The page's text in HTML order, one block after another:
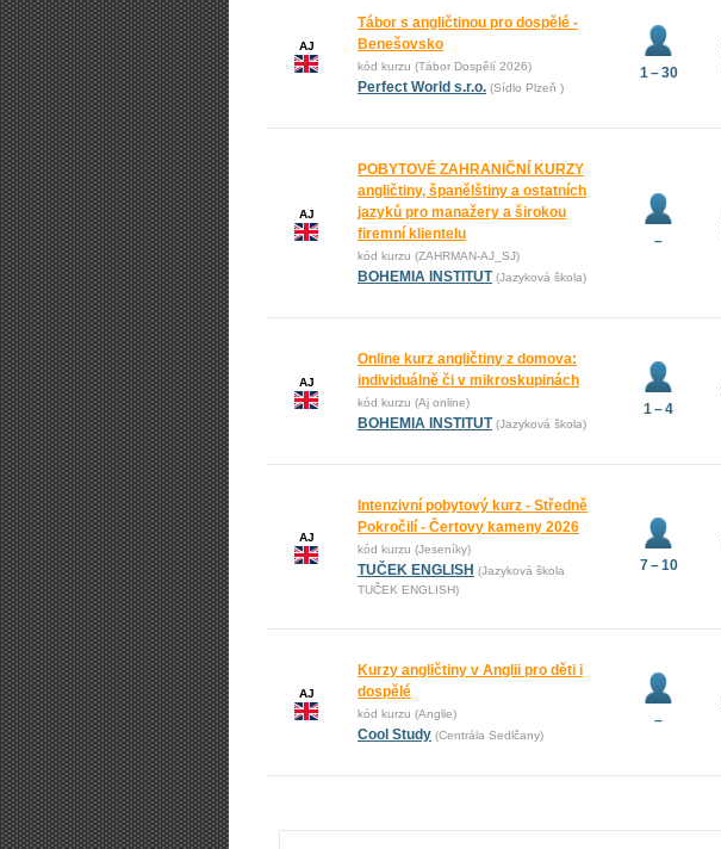
AJ
Tábor s angličtinou pro dospělé -
Benešovsko
kód kurzu (Tábor Dospělí 2026)
Perfect World s.r.o. (Sídlo Plzeň )
1 – 30
AJ
POBYTOVÉ ZAHRANIČNÍ KURZY
angličtiny, španělštiny a ostatních
jazyků pro manažery a širokou
firemní klientelu
kód kurzu (ZAHRMAN-AJ_SJ)
BOHEMIA INSTITUT (Jazyková škola)
–
AJ
Online kurz angličtiny z domova:
individuálně či v mikroskupinách
kód kurzu (Aj online)
BOHEMIA INSTITUT (Jazyková škola)
1 – 4
AJ
Intenzivní pobytový kurz - Středně
Pokročilí - Čertovy kameny 2026
kód kurzu (Jeseníky)
TUČEK ENGLISH (Jazyková škola
TUČEK ENGLISH)
7 – 10
AJ
Kurzy angličtiny v Anglii pro děti i
dospělé
kód kurzu (Anglie)
Cool Study (Centrála Sedlčany)
–